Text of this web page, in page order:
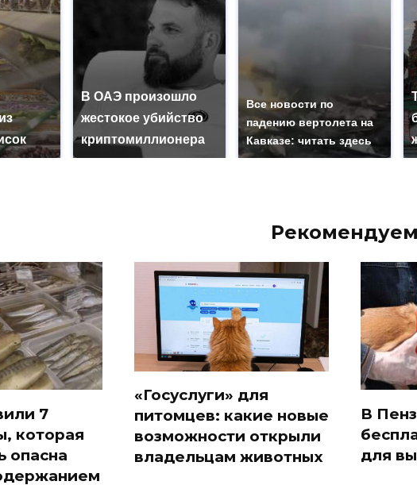
В ОАЭ произошло
жестокое убийство
криптомиллионера
Все новости по
падению вертолета на
Кавказе: читать здесь
Рекомендуем
7
которая
опасна
«Госуслуги» для
питомцев: какие новые
возможности открыли
владельцам животных
В
для